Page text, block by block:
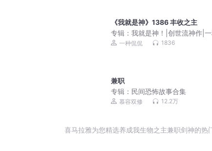
《我就是神》1386 丰收之主
专辑： 我就是神！|创世流神作|
侃|多人有声剧
一种侃侃 1836
兼职
专辑： 民间恐怖故事合集
慕容双修 12.2万
喜马拉雅为您精选养成我生物之主兼职剑神的热